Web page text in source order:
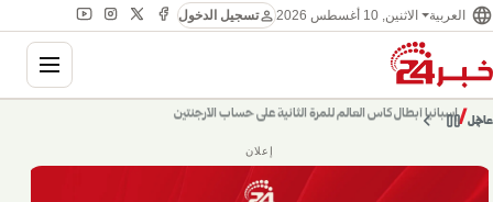
language العربية الاثنين, 10 أغسطس 2026 personتسجيل الدخول
عاجل/حديث الساعة: سيناريوهات قادمة 745 chevron_right
pause
chevron_left
إعلان